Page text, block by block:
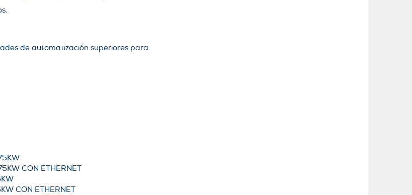
de automatización superiores para:
CON ETHERNET
CON ETHERNET